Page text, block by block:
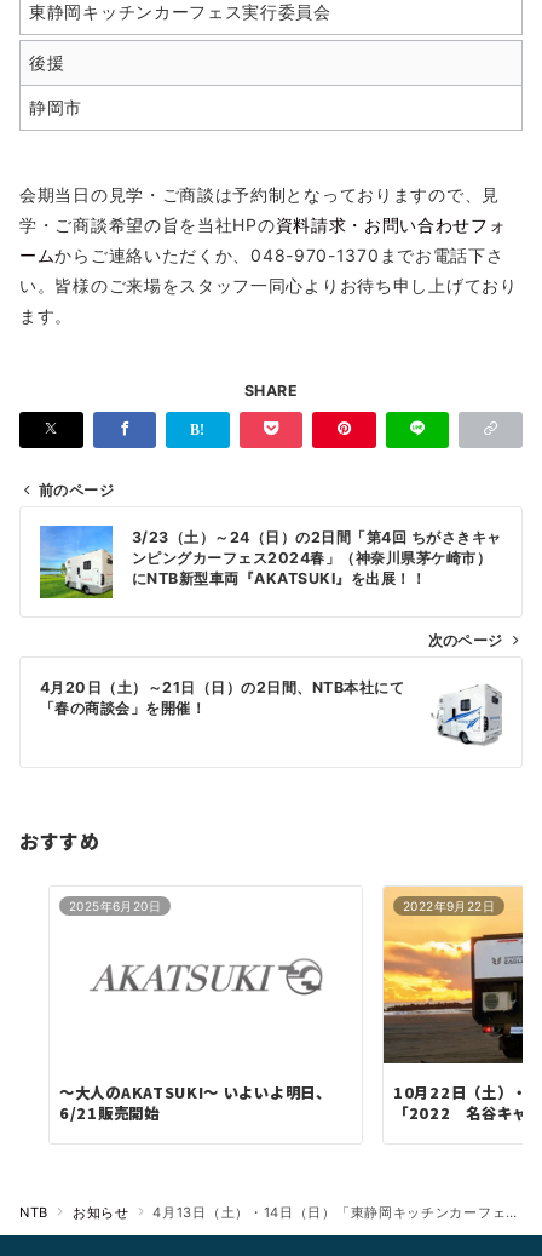
東静岡キッチンカーフェス実行委員会
後援
静岡市
会期当日の見学・ご商談は予約制となっておりますので、見
学・ご商談希望の旨を当社HPの資料請求・お問い合わせフォ
ームからご連絡いただくか、048-970-1370までお電話下さ
い。皆様のご来場をスタッフ一同心よりお待ち申し上げており
ます。
SHARE
投
稿
ナ
ビ
ゲ
ー
ョ
前のページ
3/23（土）～24（日）の2日間「第4回 ちがさきキャ
ンピングカーフェス2024春」（神奈川県茅ケ崎市）
にNTB新型車両『AKATSUKI』を出展！！
次のページ
4月20日（土）～21日（日）の2日間、NTB本社にて
「春の商談会」を開催！
おすすめ
2025年6月20日
～大人のAKATSUKI～ いよいよ明日、
6/21販売開始
2022年9月22日
10月22日（土）・
「2022 名谷キャ
NTB お知らせ 4月13日（土）・14日（日）「東静岡キッチンカーフェス」に新型AKATSUKIを出展！